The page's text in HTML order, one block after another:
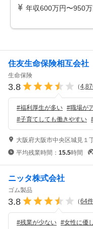
画／国内外工場・拠点
年収600万円〜950万
住友生命保険相互会社
生命保険
3.8 （
#福利厚生が多い #職場が
#子育てしても働きやすい
大阪府大阪市中央区城見１
平均残業時間： 15.5時間
ニッタ株式会社
ゴム製品
3.8 （64
#残業が少ない #女性に優